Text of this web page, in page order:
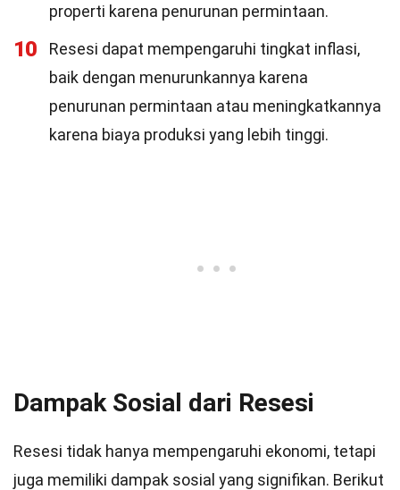
properti karena penurunan permintaan.
10
Resesi dapat mempengaruhi tingkat inflasi,
baik dengan menurunkannya karena
penurunan permintaan atau meningkatkannya
karena biaya produksi yang lebih tinggi.
Dampak Sosial dari Resesi
Resesi tidak hanya mempengaruhi ekonomi, tetapi
juga memiliki dampak sosial yang signifikan. Berikut